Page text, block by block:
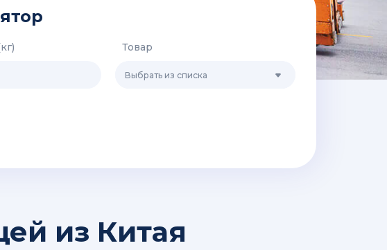
Товар
Выбрать из списка
из Китая